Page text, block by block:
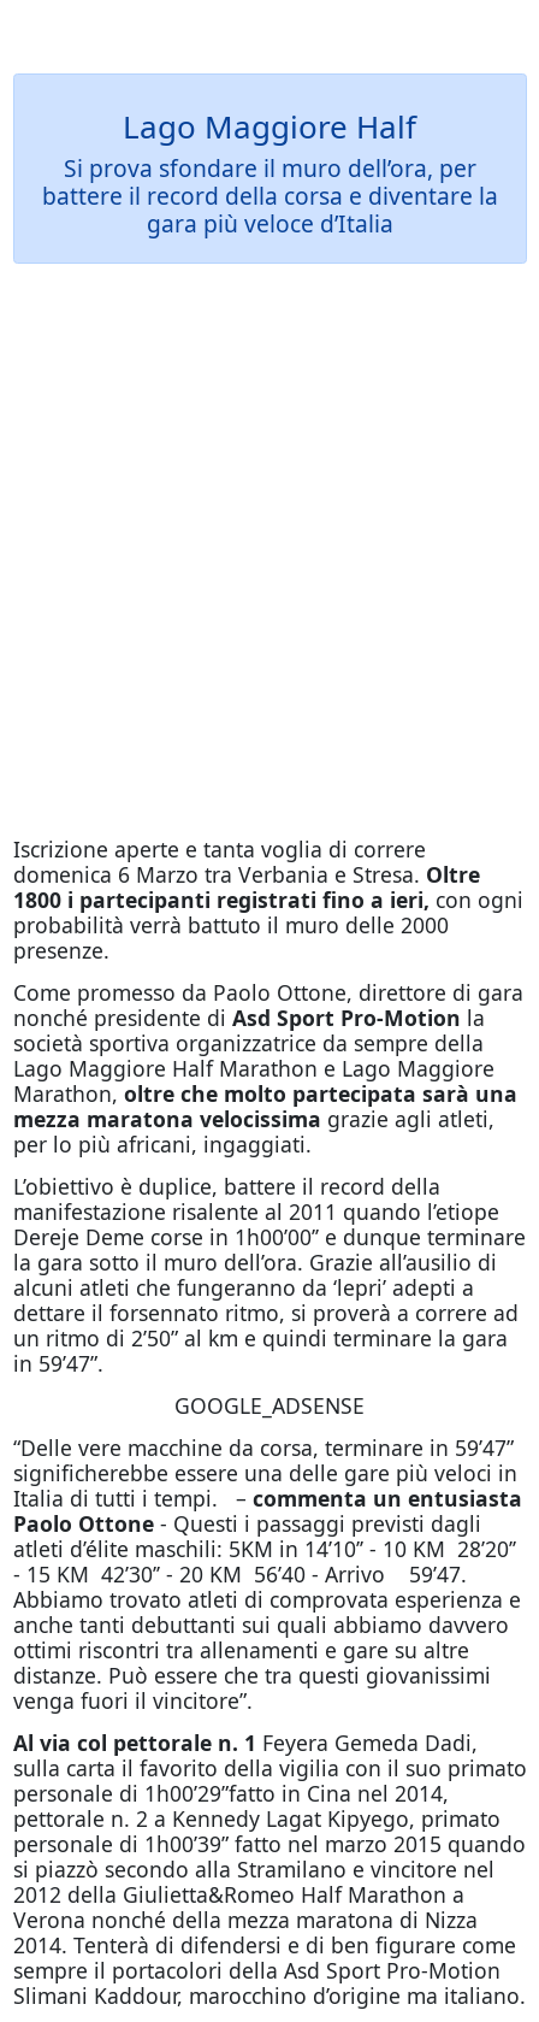
Lago Maggiore Half
Si prova sfondare il muro dell’ora, per
battere il record della corsa e diventare la
gara più veloce d’Italia
Iscrizione aperte e tanta voglia di correre
domenica 6 Marzo tra Verbania e Stresa. Oltre
1800 i partecipanti registrati fino a ieri, con ogni
probabilità verrà battuto il muro delle 2000
presenze.
Come promesso da Paolo Ottone, direttore di gara
nonché presidente di Asd Sport Pro-Motion la
società sportiva organizzatrice da sempre della
Lago Maggiore Half Marathon e Lago Maggiore
Marathon, oltre che molto partecipata sarà una
mezza maratona velocissima grazie agli atleti,
per lo più africani, ingaggiati.
L’obiettivo è duplice, battere il record della
manifestazione risalente al 2011 quando l’etiope
Dereje Deme corse in 1h00’00’’ e dunque terminare
la gara sotto il muro dell’ora. Grazie all’ausilio di
alcuni atleti che fungeranno da ‘lepri’ adepti a
dettare il forsennato ritmo, si proverà a correre ad
un ritmo di 2’50” al km e quindi terminare la gara
in 59’47”.
GOOGLE_ADSENSE
“Delle vere macchine da corsa, terminare in 59’47”
significherebbe essere una delle gare più veloci in
Italia di tutti i tempi. – commenta un entusiasta
Paolo Ottone- Questi i passaggi previsti dagli
atleti d’élite maschili: 5KM in 14’10’’ - 10 KM 28’20’’
- 15 KM 42’30’’ - 20 KM 56’40 - Arrivo 59’47.
Abbiamo trovato atleti di comprovata esperienza e
anche tanti debuttanti sui quali abbiamo davvero
ottimi riscontri tra allenamenti e gare su altre
distanze. Può essere che tra questi giovanissimi
venga fuori il vincitore”.
Al via col pettorale n. 1 Feyera Gemeda Dadi,
sulla carta il favorito della vigilia con il suo primato
personale di 1h00’29”fatto in Cina nel 2014,
pettorale n. 2 a Kennedy Lagat Kipyego, primato
personale di 1h00’39” fatto nel marzo 2015 quando
si piazzò secondo alla Stramilano e vincitore nel
2012 della Giulietta&Romeo Half Marathon a
Verona nonché della mezza maratona di Nizza
2014. Tenterà di difendersi e di ben figurare come
sempre il portacolori della Asd Sport Pro-Motion
Slimani Kaddour, marocchino d’origine ma italiano.